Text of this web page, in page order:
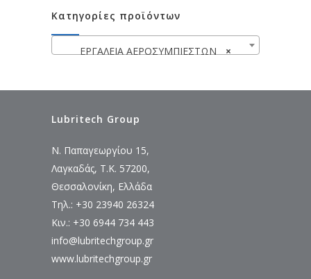
Κατηγορίες προϊόντων
×
ΕΡΓΑΛΕΙΑ ΑΕΡΟΣΥΜΠΙΕΣΤΩΝ
Lubritech Group
Ν. Παπαγεωργίου 15,
Λαγκαδάς, Τ.Κ. 57200,
Θεσσαλονίκη, Ελλάδα
Τηλ.: +30 23940 26324
Κιν.: +30 6944 734 443
info@lubritechgroup.gr
www.lubritechgroup.gr